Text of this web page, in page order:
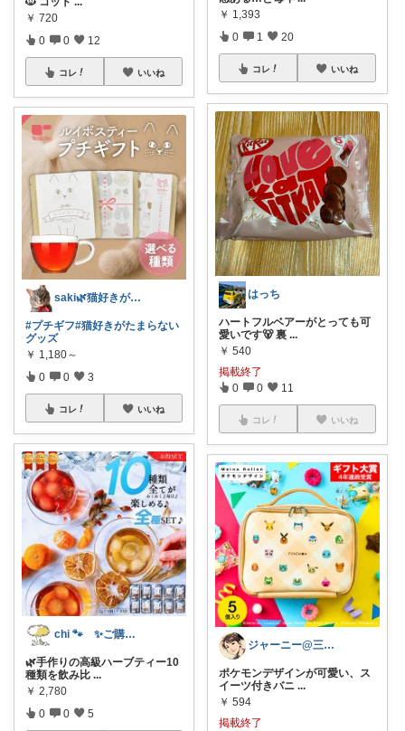
￥ 720
0 0 12
コレ いいね
saki🌿猫好きがたまらないグッズ
#プチギフ#猫好きがたまらない
グッズ
￥ 1,180～
0 0 3
コレ いいね
chi 🐾 ✨ご購入感謝です✨
🌿手作りの高級ハーブティー10
種類を飲み比 ...
￥ 2,780
0 0 5
￥ 1,393
0 1 20
コレ いいね
はっち
ハートフルベアーがとっても可
愛いです🐻 裏 ...
￥ 540
掲載終了
0 0 11
コレ いいね
ジャーニー@三兄弟ママ
ポケモンデザインが可愛い、ス
イーツ付きバニ ...
￥ 594
掲載終了